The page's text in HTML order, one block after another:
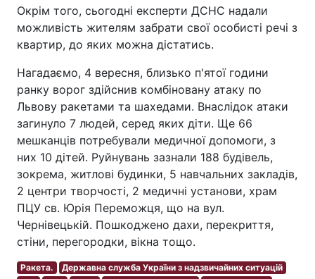
Окрім того, сьогодні експерти ДСНС надали
можливість жителям забрати свої особисті речі з
квартир, до яких можна дістатись.
Нагадаємо, 4 вересня, близько п'ятої години
ранку ворог здійснив комбіновану атаку по
Львову ракетами та шахедами. Внаслідок атаки
загинуло 7 людей, серед яких діти. Ще 66
мешканців потребували медичної допомоги, з
них 10 дітей. Руйнувань зазнали 188 будівель,
зокрема, житлові будинки, 5 навчальних закладів,
2 центри творчості, 2 медичні установи, храм
ПЦУ св. Юрія Переможця, що на вул.
Чернівецькій. Пошкоджено дахи, перекриття,
стіни, перегородки, вікна тощо.
Ракета.
Державна служба України з надзвичайних ситуацій